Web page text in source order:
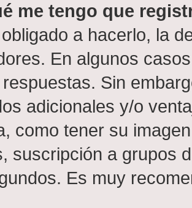
me tengo que
a hacerlo, la
En algunos
Sin
adicionales y/o
como tener su
suscripción a grupos
Es muy